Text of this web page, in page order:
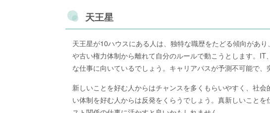
天王星
天王星が10ハウスにある人は、独特な職歴をたどる傾向があ
や古い権力体制から離れて自分のルールで動こうとします。
な仕事に向いているでしょう。キャリアパスが予測不可能で、
新しいことを好む人からはチャンスを多くもらいやすく、社
い体制を好む人からは反発をくらうでしょう。真新しいこと